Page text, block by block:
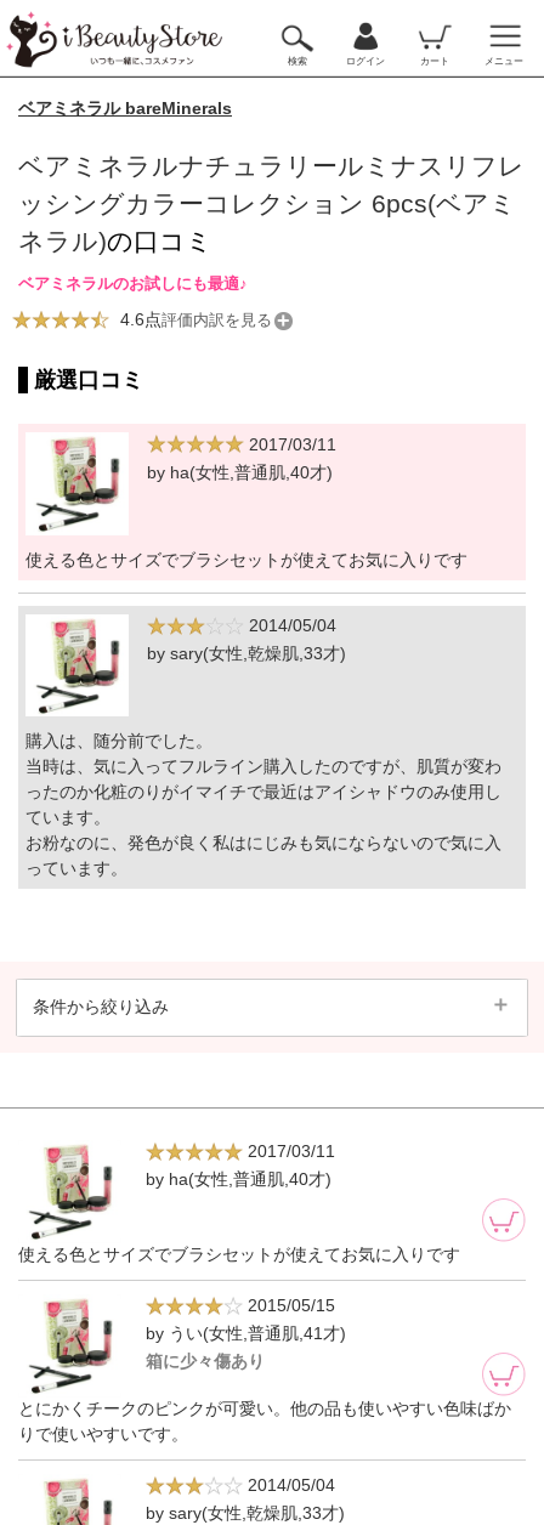
検索 ログイン カート メニュー
ベアミネラル bareMinerals
ベアミネラルナチュラリールミナスリフレ
ッシングカラーコレクション 6pcs(ベアミ
ネラル)の口コミ
ベアミネラルのお試しにも最適♪
4.6点評価内訳を見る
厳選口コミ
2017/03/11
by ha(女性,普通肌,40才)
使える色とサイズでブラシセットが使えてお気に入りです
2014/05/04
by sary(女性,乾燥肌,33才)
購入は、随分前でした。
当時は、気に入ってフルライン購入したのですが、肌質が変わ
ったのか化粧のりがイマイチで最近はアイシャドウのみ使用し
ています。
お粉なのに、発色が良く私はにじみも気にならないので気に入
っています。
条件から絞り込み
2017/03/11
by ha(女性,普通肌,40才)
使える色とサイズでブラシセットが使えてお気に入りです
2015/05/15
by うい(女性,普通肌,41才)
箱に少々傷あり
とにかくチークのピンクが可愛い。他の品も使いやすい色味ばか
りで使いやすいです。
2014/05/04
by sary(女性,乾燥肌,33才)